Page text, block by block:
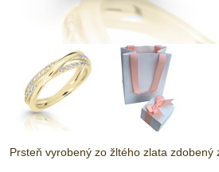
Prsteň vyrobený zo žltého zlata zdobený